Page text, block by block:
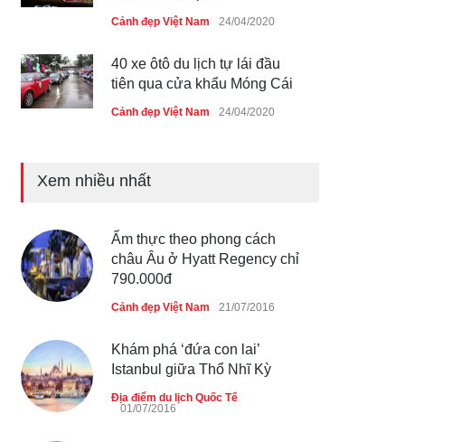
Thực hư cây cầu gỗ dài nhất
dừa miền Tây ở Sài Gòn
Những món ăn đồng quê dân
dã ở Sài Gòn
Cảnh đẹp Việt Nam 25/04/2020
Nhiều hoạt động tôn vinh nhà
giáo tại Đầm Sen
Cảnh đẹp Việt Nam 25/04/2020
Xem nhiều nhất
Ẩm thực theo phong cách
châu Âu ở Hyatt Regency chỉ
790.000đ
Cảnh đẹp Việt Nam 21/07/2016
Khám phá ‘đứa con lai’
Istanbul giữa Thổ Nhĩ Kỳ
Địa điểm du lịch Quốc Tế
01/07/2016